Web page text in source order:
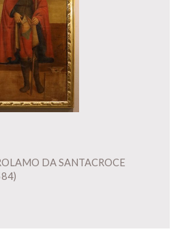
DA SANTACROCE